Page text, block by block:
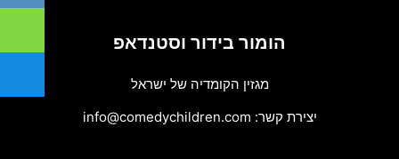
הומור בידור וסטנדאפ
מגזין הקומדיה של ישראל
יצירת קשר: info@comedychildren.com